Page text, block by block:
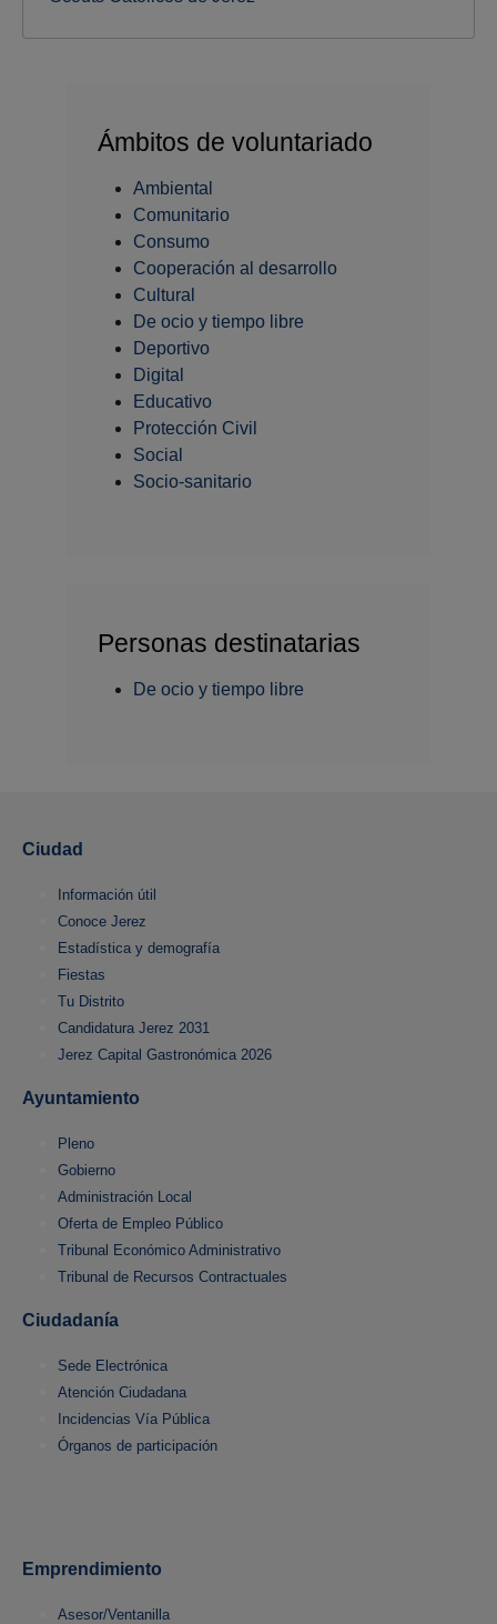
Ámbitos de voluntariado
Ambiental
Comunitario
Consumo
Cooperación al desarrollo
Cultural
De ocio y tiempo libre
Deportivo
Digital
Educativo
Protección Civil
Social
Socio-sanitario
Personas destinatarias
De ocio y tiempo libre
Ciudad
Información útil
Conoce Jerez
Estadística y demografía
Fiestas
Tu Distrito
Candidatura Jerez 2031
Jerez Capital Gastronómica 2026
Ayuntamiento
Pleno
Gobierno
Administración Local
Oferta de Empleo Público
Tribunal Económico Administrativo
Tribunal de Recursos Contractuales
Ciudadanía
Sede Electrónica
Atención Ciudadana
Incidencias Vía Pública
Órganos de participación
Emprendimiento
Asesor/Ventanilla